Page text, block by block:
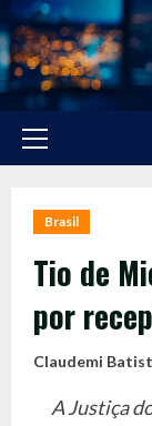
Skip
to
content
Primary
Brasil
Tio de
por
Claudemi
A Justiça